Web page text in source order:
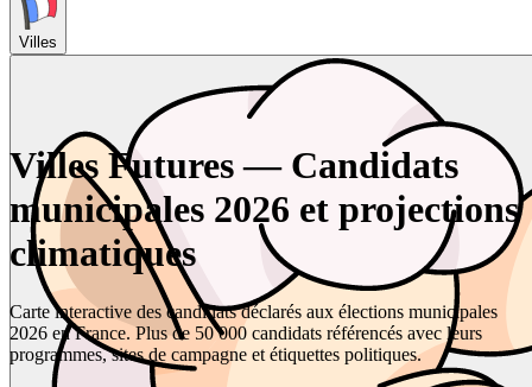
Villes
Villes Futures — Candidats
municipales 2026 et projections
climatiques
Carte interactive des candidats déclarés aux élections municipales
2026 en France. Plus de 50 000 candidats référencés avec leurs
programmes, sites de campagne et étiquettes politiques.